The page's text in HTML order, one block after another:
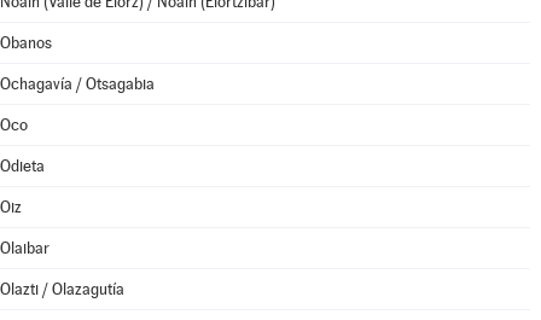
Obanos
Ochagavía / Otsagabia
Oco
Odieta
Oiz
Olaibar
Olazti / Olazagutía